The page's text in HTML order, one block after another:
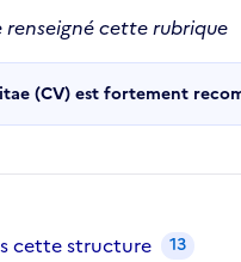
renseigné cette rubrique
(CV) est fortement
cette structure 13